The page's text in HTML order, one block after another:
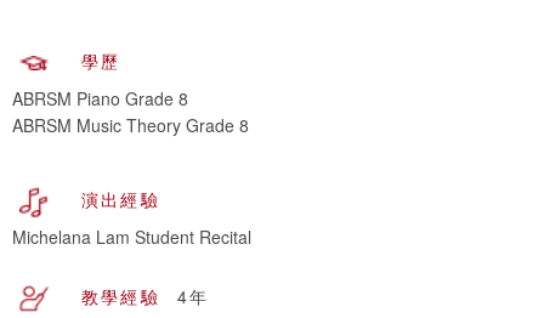
學歷
ABRSM Piano Grade 8
ABRSM Music Theory Grade 8
演出經驗
Michelana Lam Student Recital
教學經驗
4年